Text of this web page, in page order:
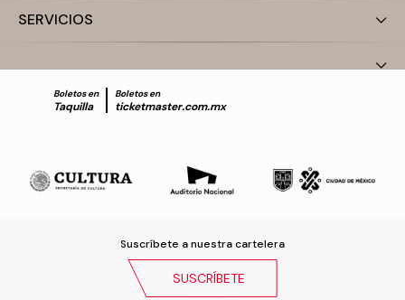
SERVICIOS
Boletos en
Taquilla
Boletos en
ticketmaster.com.mx
Suscríbete a nuestra cartelera
SUSCRÍBETE